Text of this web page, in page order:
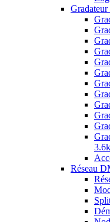
Gradateur
Réseau